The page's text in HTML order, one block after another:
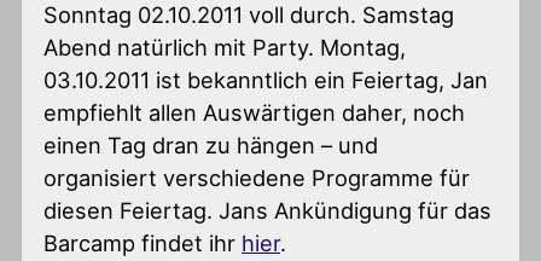
Sonntag 02.10.2011 voll durch. Samstag
Abend natürlich mit Party. Montag,
03.10.2011 ist bekanntlich ein Feiertag, Jan
empfiehlt allen Auswärtigen daher, noch
einen Tag dran zu hängen – und
organisiert verschiedene Programme für
diesen Feiertag. Jans Ankündigung für das
Barcamp findet ihr hier.